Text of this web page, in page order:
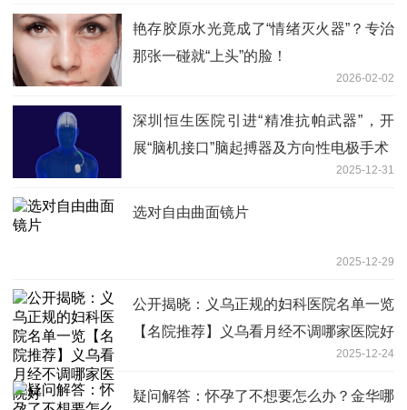
艳存胶原水光竟成了“情绪灭火器”？专治
那张一碰就“上头”的脸！
2026-02-02
深圳恒生医院引进“精准抗帕武器”，开
展“脑机接口”脑起搏器及方向性电极手术
2025-12-31
选对自由曲面镜片
2025-12-29
公开揭晓：义乌正规的妇科医院名单一览
【名院推荐】义乌看月经不调哪家医院好
2025-12-24
疑问解答：怀孕了不想要怎么办？金华哪